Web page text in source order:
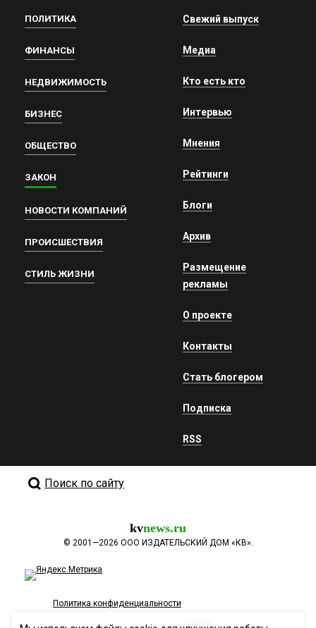
ПОЛИТИКА
ФИНАНСЫ
НЕДВИЖИМОСТЬ
БИЗНЕС
ОБЩЕСТВО
ЗАКОН
НОВОСТИ КОМПАНИЙ
ПРОИСШЕСТВИЯ
СТИЛЬ ЖИЗНИ
Свежий выпуск
Медиа
Кто есть кто
Интервью
Мнения
Рейтинги
Блоги
Архив
Размещение
рекламы
О проекте
Контакты
Стать блогером
Подписка
RSS
Поиск по сайту
kvnews.ru
© 2001—2026 ООО ИЗДАТЕЛЬСКИЙ ДОМ «КВ».
Политика конфиденциальности